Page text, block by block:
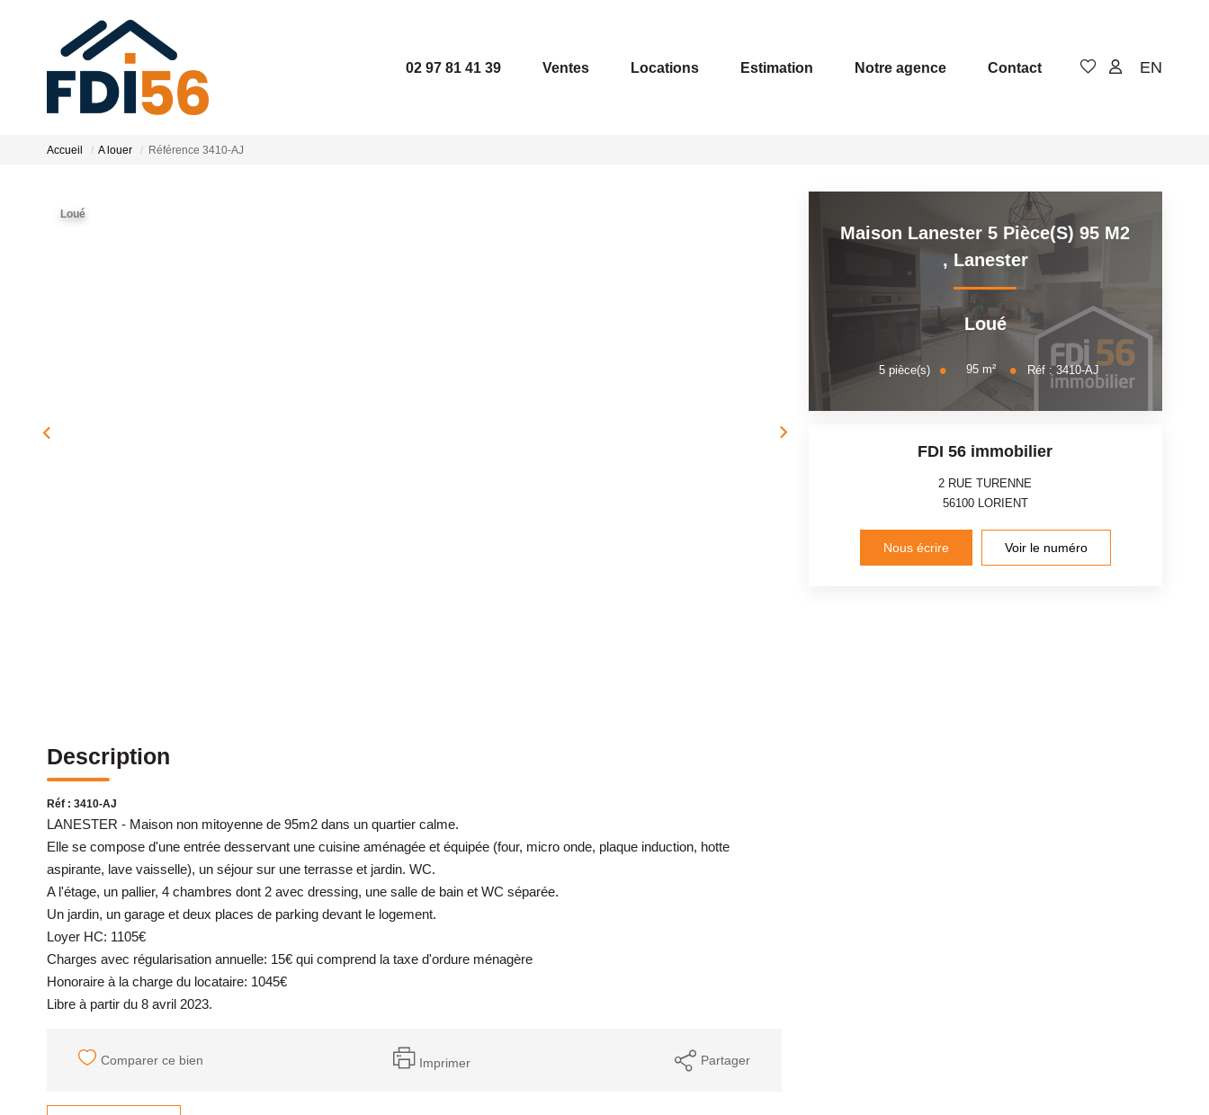
02 97 81 41 39 Ventes Locations Estimation Notre agence Contact EN
Accueil A louer Référence 3410-AJ
Loué
Description
Réf : 3410-AJ
LANESTER - Maison non mitoyenne de 95m2 dans un quartier calme.
Elle se compose d'une entrée desservant une cuisine aménagée et équipée (four, micro onde, plaque induction, hotte
aspirante, lave vaisselle), un séjour sur une terrasse et jardin. WC.
A l'étage, un pallier, 4 chambres dont 2 avec dressing, une salle de bain et WC séparée.
Un jardin, un garage et deux places de parking devant le logement.
Loyer HC: 1105€
Charges avec régularisation annuelle: 15€ qui comprend la taxe d'ordure ménagère
Honoraire à la charge du locataire: 1045€
Libre à partir du 8 avril 2023.
Comparer ce bien Imprimer Partager
Maison Lanester 5 Pièce(s) 95 M2
,Lanester
Loué
5 pièce(s) 95 m² Réf :3410-AJ
FDI 56 immobilier
2 RUE TURENNE
56100 LORIENT
Nous écrire Voir le numéro